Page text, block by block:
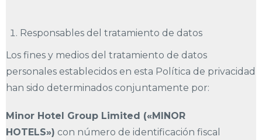
Responsables del tratamiento de datos
Los fines y medios del tratamiento de datos
personales establecidos en esta Política de privacidad
han sido determinados conjuntamente por:
Minor Hotel Group Limited («MINOR
HOTELS») con número de identificación fiscal